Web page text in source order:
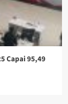
Capai 95,49